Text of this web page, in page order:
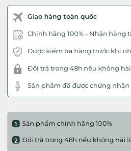
Giao hàng toàn quốc
Chính hãng 100% - Nhận hàng
Được kiểm tra hàng trước khi
Đổi trả trong 48h nếu không
Sản phẩm đã được chứng nhận
Sản phẩm chính hãng 100%
Đổi trả trong 48h nếu không hài